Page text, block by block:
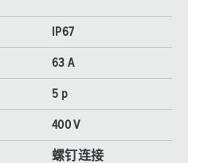
IP67
63 A
5 p
400 V
螺钉连接